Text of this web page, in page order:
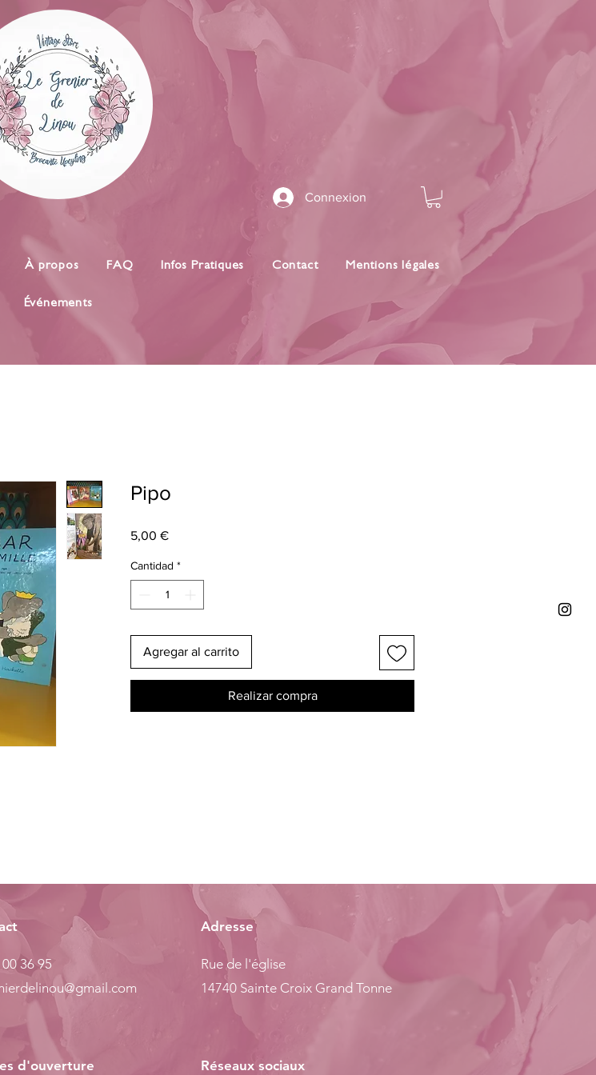
Connexion
À propos FAQ Infos Pratiques Contact Mentions légales
Événements
Pipo
5,00 €Precio
Cantidad *
Agregar al carrito
Realizar compra
36 95
Adresse
Rue de l'église
14740 Sainte Croix Grand Tonne
d'ouverture Réseaux sociaux